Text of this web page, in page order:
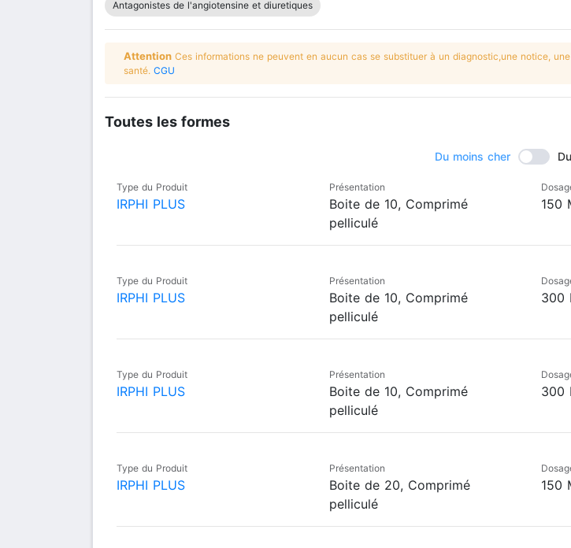
Antagonistes de l'angiotensine et diuretiques
Attention Ces informations ne peuvent en aucun cas se substituer à un diagnostic,une notice,
santé. CGU
Toutes les formes
Du moins cher
Type du Produit
IRPHI PLUS
Présentation
Boite de 10, Comprimé
pelliculé
150
Type du Produit
IRPHI PLUS
Présentation
Boite de 10, Comprimé
pelliculé
300
Type du Produit
IRPHI PLUS
Présentation
Boite de 10, Comprimé
pelliculé
300
Type du Produit
IRPHI PLUS
Présentation
Boite de 20, Comprimé
pelliculé
150